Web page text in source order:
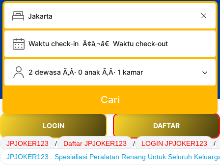
Waktu check-in Ã¢â‚¬â€ Waktu check-out
2 dewasa Ã‚Â· 0 anak Ã‚Â· 1 kamar
Cari
LOGIN DAFTAR
JPJOKER123 / Daftar JPJOKER123 / LOGIN JPJOKER123
/
JPJOKER123 : Spesialiasi Peralatan Renang Untuk Seluruh